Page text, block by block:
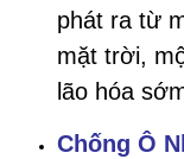
phát ra từ
mặt trời,
lão hóa
Chống Ô